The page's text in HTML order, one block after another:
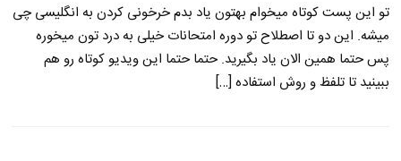
تو این پست کوتاه میخوام بهتون یاد بدم خرخونی کردن به انگلیسی چی
میشه. این دو تا اصطلاح تو دوره امتحانات خیلی به درد تون میخوره
پس حتما همین الان یاد بگیرید. حتما حتما این ویدیو کوتاه رو هم
ببینید تا تلفظ و روش استفاده […]